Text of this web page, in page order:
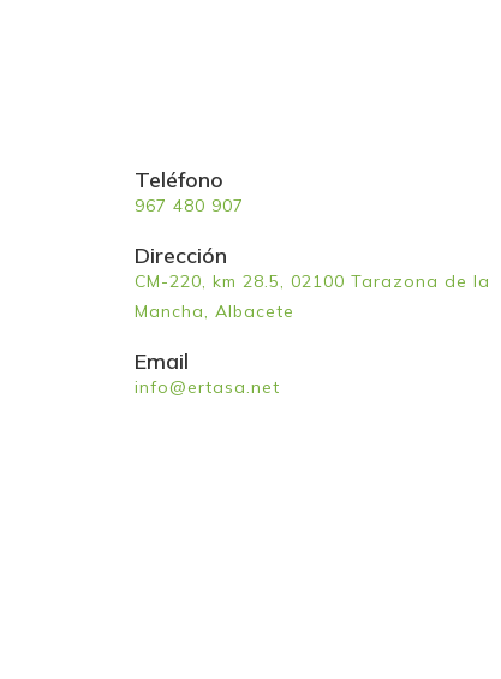
Teléfono
967 480 907
Dirección
CM-220, km 28.5, 02100 Tarazona de la
Mancha, Albacete
Email
info@ertasa.net